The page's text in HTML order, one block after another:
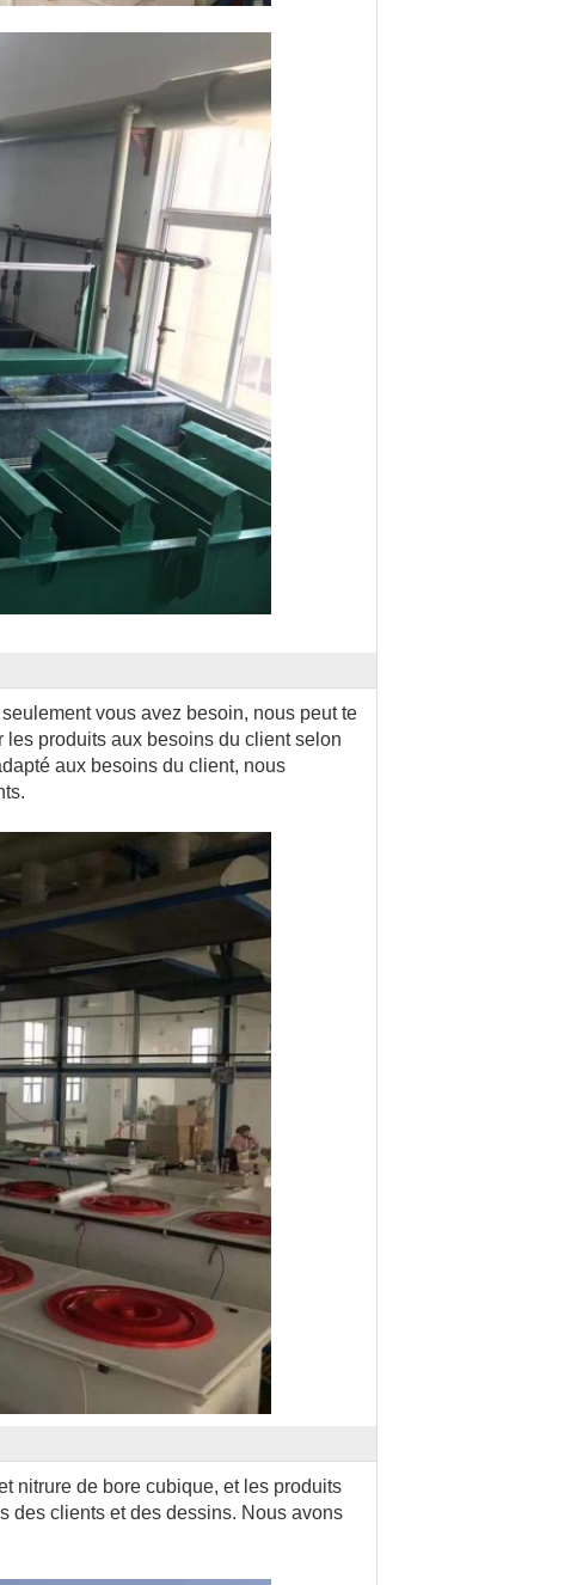
vous avez besoin, nous peut te
les produits aux besoins du client selon
aux besoins du client, nous
nitrure de bore cubique, et les produits
des clients et des dessins. Nous avons